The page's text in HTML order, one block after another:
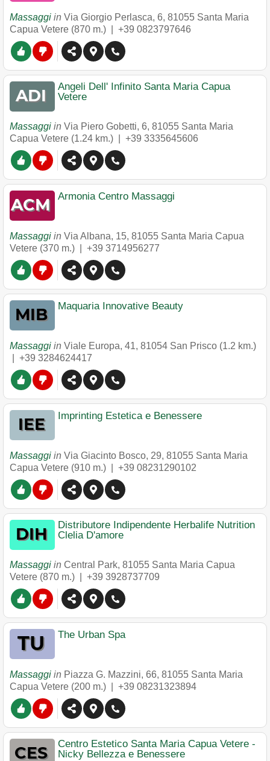
Massaggi in Via Giorgio Perlasca, 6, 81055 Santa Maria
Capua Vetere (870 m.) | +39 0823797646
Angeli Dell' Infinito Santa Maria Capua
Vetere
Massaggi in Via Piero Gobetti, 6, 81055 Santa Maria
Capua Vetere (1.24 km.) | +39 3335645606
Armonia Centro Massaggi
Massaggi in Via Albana, 15, 81055 Santa Maria Capua
Vetere (370 m.) | +39 3714956277
Maquaria Innovative Beauty
Massaggi in Viale Europa, 41, 81054 San Prisco (1.2 km.)
+39 3284624417
Imprinting Estetica e Benessere
Massaggi in Via Giacinto Bosco, 29, 81055 Santa Maria
Capua Vetere (910 m.) | +39 08231290102
Distributore Indipendente Herbalife Nutrition
Clelia D'amore
Massaggi in Central Park, 81055 Santa Maria Capua
Vetere (870 m.) | +39 3928737709
The Urban Spa
Massaggi in Piazza G. Mazzini, 66, 81055 Santa Maria
Capua Vetere (200 m.) | +39 08231323894
Centro Estetico Santa Maria Capua Vetere -
Nicky Bellezza e Benessere